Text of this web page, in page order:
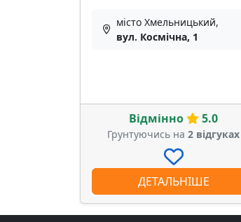
місто Хмельницький,
вул. Космічна, 1
Відмінно 5.0
Грунтуючись на 2 відгуках
ДЕТАЛЬНІШЕ